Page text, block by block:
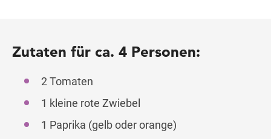
Zutaten für ca. 4 Personen:
2 Tomaten
1 kleine rote Zwiebel
1 Paprika (gelb oder orange)